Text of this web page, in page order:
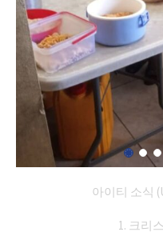
아이티 소식
1. 크리